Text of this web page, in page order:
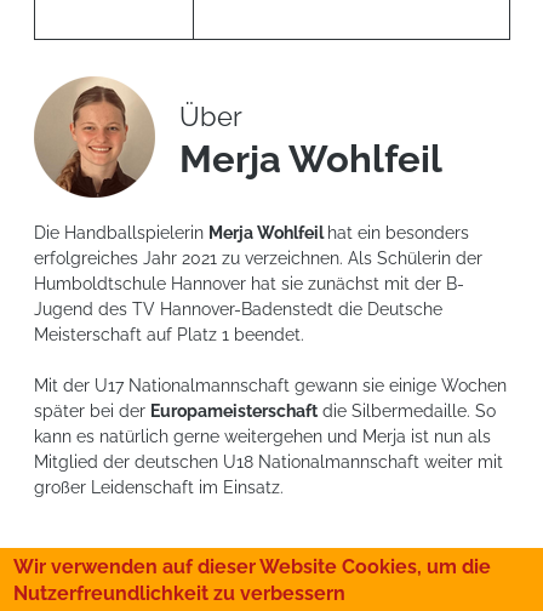
Über
Merja Wohlfeil
Die Handballspielerin Merja Wohlfeil hat ein besonders
erfolgreiches Jahr 2021 zu verzeichnen. Als Schülerin der
Humboldtschule Hannover hat sie zunächst mit der B-
Jugend des TV Hannover-Badenstedt die Deutsche
Meisterschaft auf Platz 1 beendet.
Mit der U17 Nationalmannschaft gewann sie einige Wochen
später bei der Europameisterschaftdie Silbermedaille. So
kann es natürlich gerne weitergehen und Merja ist nun als
Mitglied der deutschen U18 Nationalmannschaft weiter mit
großer Leidenschaft im Einsatz.
Kindheitsträume
Wir verwenden auf dieser Website Cookies, um die
Nutzerfreundlichkeit zu verbessern